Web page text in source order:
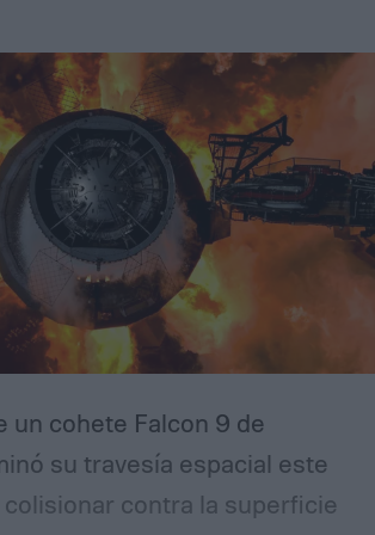
peligrosos que se
nosotros (según MIT
un cohete Falcon 9 de
su travesía espacial este
contra la superficie